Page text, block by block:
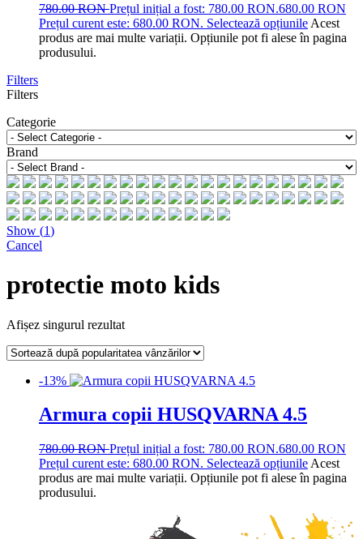
780.00RONPrețul inițial a fost: 780.00 RON.680.00 RON
Prețul curent este: 680.00 RON. Selectează opțiunile Acest
produs are mai multe variații. Opțiunile pot fi alese în pagina
produsului.
Filters
Filters
Categorie
Brand
Show (1)
Cancel
protectie moto kids
Afișez singurul rezultat
-13%
Armura copii HUSQVARNA 4.5
780.00RONPrețul inițial a fost: 780.00 RON.680.00 RON
Prețul curent este: 680.00 RON. Selectează opțiunile Acest
produs are mai multe variații. Opțiunile pot fi alese în pagina
produsului.